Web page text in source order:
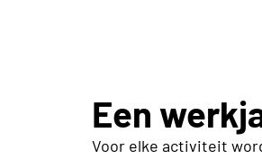
Een
Voor elke activiteit